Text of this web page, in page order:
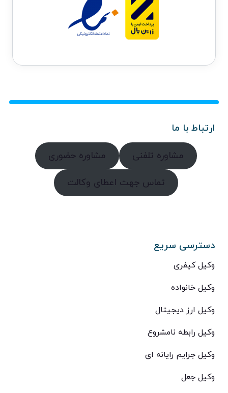
ارتباط با ما
مشاوره تلفنی مشاوره حضوری
تماس جهت اعطای وکالت
دسترسی سریع
وکیل کیفری
وکیل خانواده
وکیل ارز دیجیتال
وکیل رابطه نامشروع
وکیل جرایم رایانه ای
وکیل جعل